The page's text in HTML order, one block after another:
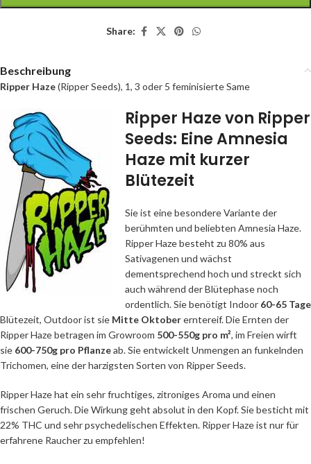
Share:
Beschreibung
Ripper Haze(Ripper Seeds), 1, 3 oder 5 feminisierte Same
Ripper Haze von Ripper
Seeds: Eine Amnesia
Haze mit kurzer
Blütezeit
Sie ist eine besondere Variante der
berühmten und beliebten Amnesia Haze.
Ripper Haze besteht zu 80% aus
Sativagenen und wächst
dementsprechend hoch und streckt sich
auch während der Blütephase noch
ordentlich. Sie benötigt Indoor 60-65 Tage
Blütezeit, Outdoor ist sie Mitte Oktobererntereif. Die Ernten der
Ripper Haze betragen im Growroom 500-550g pro m², im Freien wirft
sie 600-750g pro Pflanzeab. Sie entwickelt Unmengen an funkelnden
Trichomen, eine der harzigsten Sorten von Ripper Seeds.
Ripper Haze hat ein sehr fruchtiges, zitroniges Aroma und einen
frischen Geruch. Die Wirkung geht absolut in den Kopf. Sie besticht mit
22% THC und sehr psychedelischen Effekten. Ripper Haze ist nur für
erfahrene Raucher zu empfehlen!